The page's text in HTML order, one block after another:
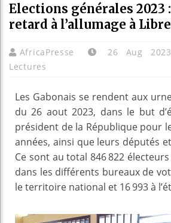
Elections générales 2023
retard à l’allumage à
AfricaPresse 26 Aug
Lectures
Les Gabonais se rendent aux
du 26 aout 2023, dans le but
président de la République pour
années, ainsi que leurs députés
Ce sont au total 846 822
dans les différents bureaux de
le territoire national et 16 993 à